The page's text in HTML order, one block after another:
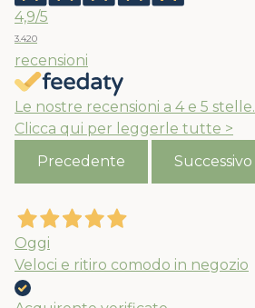
4,9/5
3.420
recensioni
Le nostre recensioni a 4 e 5 stelle.
Clicca qui per leggerle tutte >
Precedente
Successivo
Oggi
Veloci e ritiro comodo in negozio